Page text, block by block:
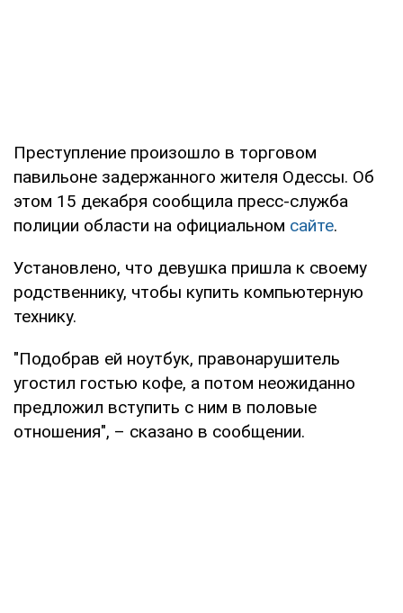
Преступление произошло в торговом
павильоне задержанного жителя Одессы. Об
этом 15 декабря сообщила пресс-служба
полиции области на официальном сайте.
Установлено, что девушка пришла к своему
родственнику, чтобы купить компьютерную
технику.
"Подобрав ей ноутбук, правонарушитель
угостил гостью кофе, а потом неожиданно
предложил вступить с ним в половые
отношения", – сказано в сообщении.